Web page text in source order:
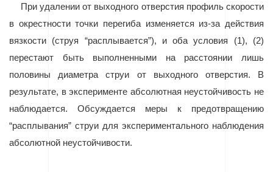
При удалении от выходного отверстия профиль скорости
в окрестности точки перегиба изменяется из-за действия
вязкости (струя “расплывается”), и оба условия (1), (2)
перестают быть выполненными на расстоянии лишь
половины диаметра струи от выходного отверстия. В
результате, в эксперименте абсолютная неустойчивость не
наблюдается. Обсуждается меры к предотвращению
“расплывания” струи для экспериментального наблюдения
абсолютной неустойчивости.